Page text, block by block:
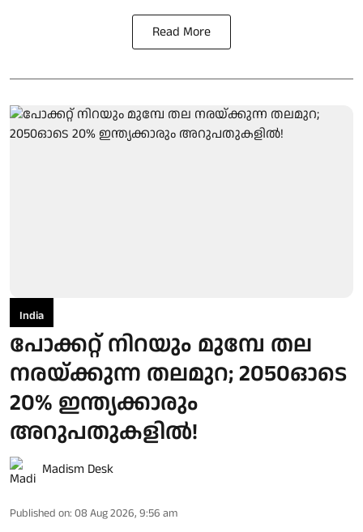
Read More
India
പോക്കറ്റ് നിറയും മുമ്പേ തല
നരയ്ക്കുന്ന തലമുറ; 2050ഓടെ
20% ഇന്ത്യക്കാരും
അറുപതുകളിൽ!
Madism Desk
Published on: 08 Aug 2026, 9:56 am